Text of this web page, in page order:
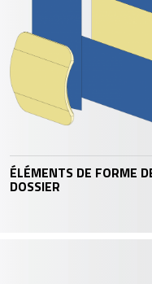
ÉLÉMENTS DE FORME
DOSSIER